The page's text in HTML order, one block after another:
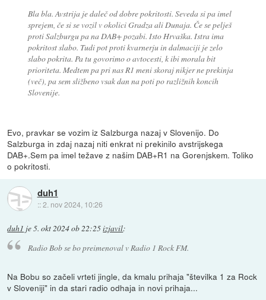
Bla bla. Avstrija je daleč od dobre pokritosti. Seveda si pa imel
sprejem, če si se vozil v okolici Gradza ali Dunaja. Če se pelješ
proti Salzburgu pa na DAB+ pozabi. Isto Hrvaška. Istra ima
pokritost slabo. Tudi pot proti kvarnerju in dalmaciji je zelo
slabo pokrita. Pa tu govorimo o avtocesti, k ibi morala bit
prioriteta. Medtem pa pri nas R1 meni skoraj nikjer ne prekinja
(več), pa sem sližbeno vsak dan na poti po razližnih koncih
Slovenije.
Evo, pravkar se vozim iz Salzburga nazaj v Slovenijo. Do
Salzburga in zdaj nazaj niti enkrat ni prekinilo avstrijskega
DAB+.Sem pa imel težave z našim DAB+R1 na Gorenjskem. Toliko
o pokritosti.
duh1
::2. nov 2024, 10:26
duh1 je5. okt 2024 ob 22:25izjavil:
Radio Bob se bo preimenoval v Radio 1 Rock FM.
Na Bobu so začeli vrteti jingle, da kmalu prihaja "številka 1 za Rock
v Sloveniji" in da stari radio odhaja in novi prihaja...